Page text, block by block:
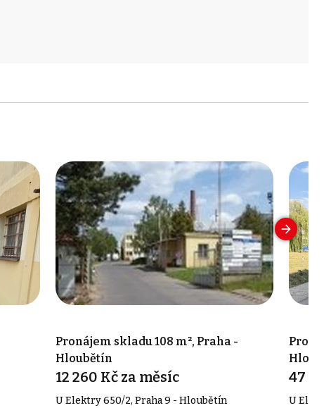
Pronájem skladu 108 m², Praha -
Hloubětín
12 260 Kč za měsíc
U Elektry 650/2, Praha 9 - Hloubětín
47
U